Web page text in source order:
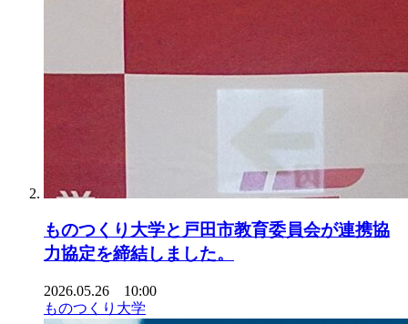
ものつくり大学と戸田市教育委員会が連携協
力協定を締結しました。
2026.05.26 10:00
ものつくり大学